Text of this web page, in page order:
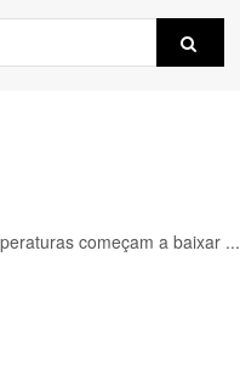
começam a baixar ...